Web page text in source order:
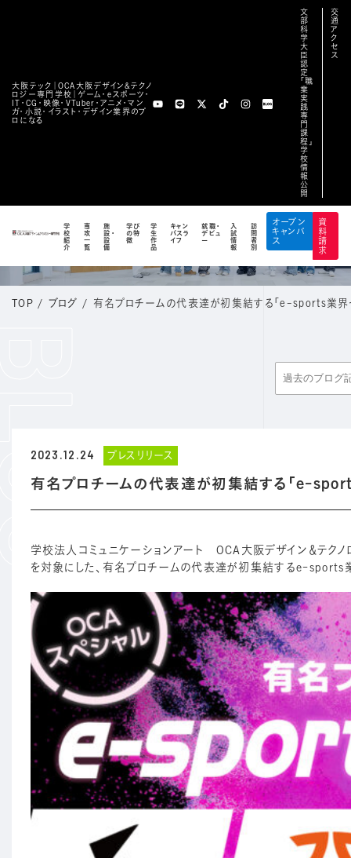
大阪テック｜OCA⼤阪デザイン&テクノ
ロジー専⾨学校｜ゲーム・eスポーツ・
IT・CG・映像・VTuber・アニメ・マン
ガ・小説・イラスト・デザイン業界のプ
ロになる
文
部
科
学
大
臣
認
定
「職
業
実
践
専
門
課
程」
学
校
情
報
公
開
交
通
ア
ク
セ
ス
学
校
紹
介
専
攻
一
覧
施
設・
設
備
学び
の特
徴
学
生
作
品
キャン
パスラ
イフ
就職・
デビュ
ー
入
試
情
報
訪
問
者
別
オープン
キャンパ
ス
資
料
請
求
BLOG
公式ブログ
TOP / ブログ / 有名プロチームの代表達が初集結する「e-sports業界
2023.12.24 プレスリリース
有名プロチームの代表達が初集結する「e-
学校法人コミュニケーションアート OCA大阪デザイン＆テク
を対象にした、有名プロチームの代表達が初集結するe-sports